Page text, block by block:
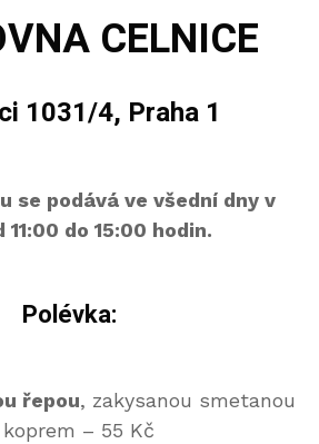
CELNICE
1031/4, Praha 1
se podává ve všední dny v
11:00 do 15:00 hodin.
Polévka:
řepou, zakysanou smetanou
– 55 Kč